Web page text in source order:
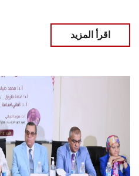
اقرأ المزيد